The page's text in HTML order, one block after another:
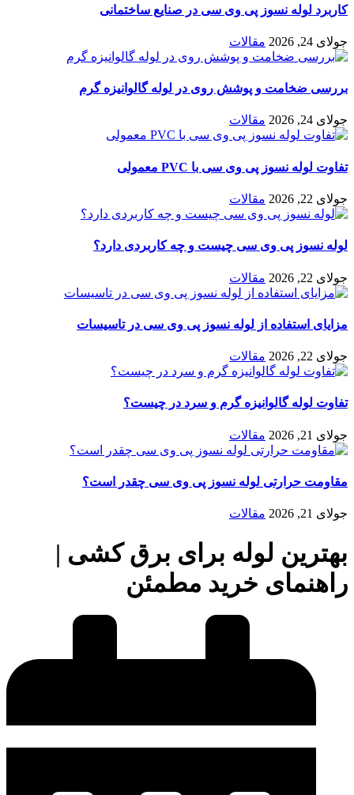
کاربرد لوله نسوز پی وی سی در صنایع ساختمانی
جولای 24, 2026 مقالات
بررسی ضخامت و پوشش روی در لوله گالوانیزه گرم
جولای 24, 2026 مقالات
تفاوت لوله نسوز پی وی سی با PVC معمولی
جولای 22, 2026 مقالات
لوله نسوز پی وی سی چیست و چه کاربردی دارد؟
جولای 22, 2026 مقالات
مزایای استفاده از لوله نسوز پی وی سی در تاسیسات
جولای 22, 2026 مقالات
تفاوت لوله گالوانیزه گرم و سرد در چیست؟
جولای 21, 2026 مقالات
مقاومت حرارتی لوله نسوز پی وی سی چقدر است؟
جولای 21, 2026 مقالات
بهترین لوله برای برق کشی |
راهنمای خرید مطمئن